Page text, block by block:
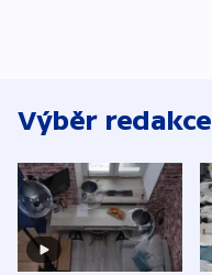
Výběr redakce